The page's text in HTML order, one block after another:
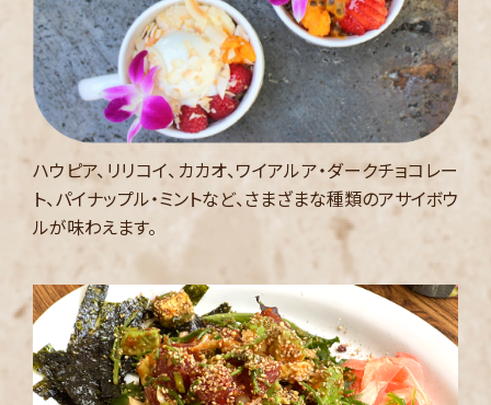
ハウピア、リリコイ、カカオ、ワイアルア・ダークチョコレー
ト、パイナップル・ミントなど、さまざまな種類のアサイボウ
ルが味わえます。